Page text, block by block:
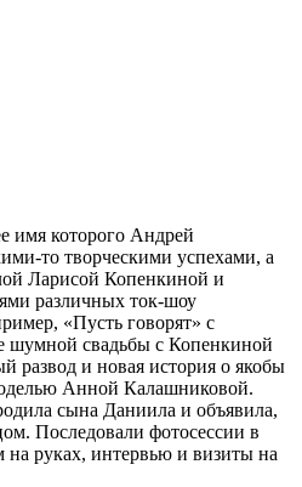
имя которого Андрей
то творческими успехами, а
Ларисой Копенкиной и
различных ток-шоу
«Пусть говорят» с
свадьбы с Копенкиной
развод и новая история о якобы
Анной Калашниковой.
сына Даниила и объявила,
Последовали фотосессии в
на руках, интервью и визиты на